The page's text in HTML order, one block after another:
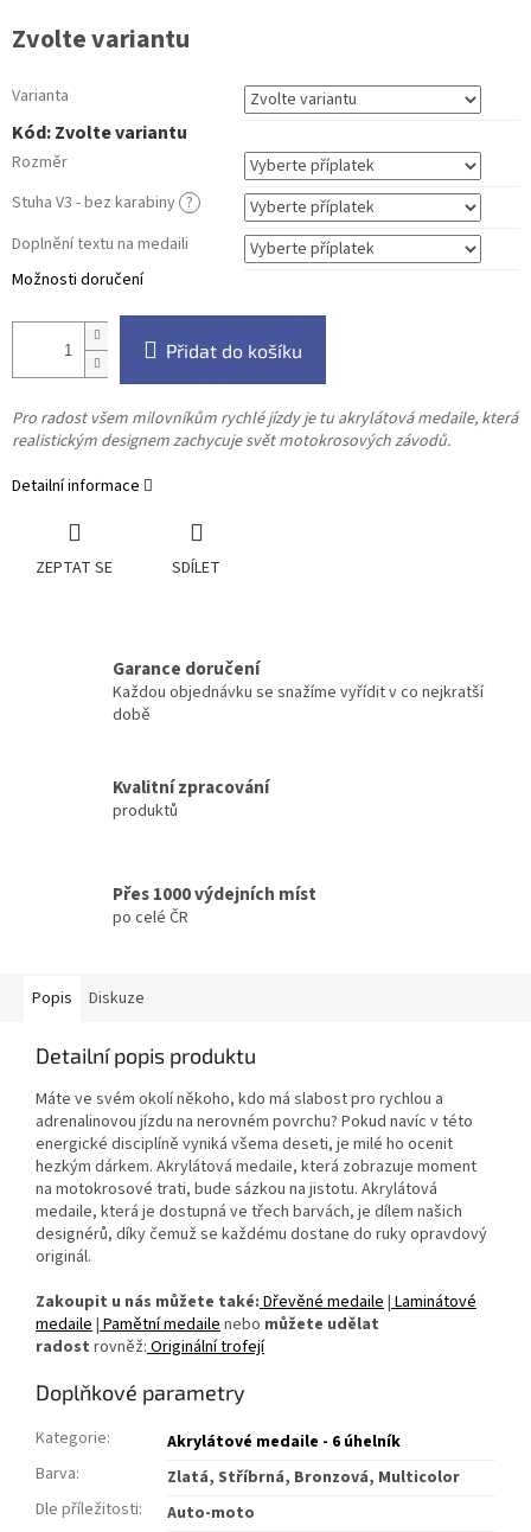
cena:
Zvolte variantu
Varianta
Kód:Zvolte variantu
Rozměr
Stuha V3 - bez karabiny ?
Doplnění textu na medaili
Možnosti doručení
Přidat do košíku
Pro radost všem milovníkům rychlé jízdy je tu akrylátová medaile, která
realistickým designem zachycuje svět motokrosových závodů.
Detailní informace
ZEPTAT SE SDÍLET
Garance doručení
Každou objednávku se snažíme vyřídit v co nejkratší
době
Kvalitní zpracování
produktů
Přes 1000 výdejních míst
po celé ČR
Popis Diskuze
Detailní popis produktu
Máte ve svém okolí někoho, kdo má slabost pro rychlou a
adrenalinovou jízdu na nerovném povrchu? Pokud navíc v této
energické disciplíně vyniká všema deseti, je milé ho ocenit
hezkým dárkem. Akrylátová medaile, která zobrazuje moment
na motokrosové trati, bude sázkou na jistotu. Akrylátová
medaile, která je dostupná ve třech barvách, je dílem našich
designérů, díky čemuž se každému dostane do ruky opravdový
originál.
Zakoupit u nás můžete také:Dřevěné medaile|Laminátové
medaile|Pamětní medailenebo můžete udělat
radost rovněž:Originální trofejí
Doplňkové parametry
Kategorie:
Akrylátové medaile - 6 úhelník
Barva:
Zlatá, Stříbrná, Bronzová, Multicolor
Dle příležitosti:
Auto-moto